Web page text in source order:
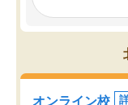
ところがあれば先
のも重宝していま
オンライン校